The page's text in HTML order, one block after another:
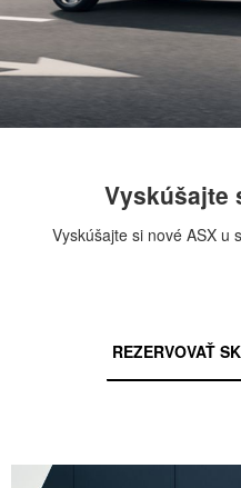
Vyskúšajte
Vyskúšajte si nové ASX u
REZERVOVAŤ